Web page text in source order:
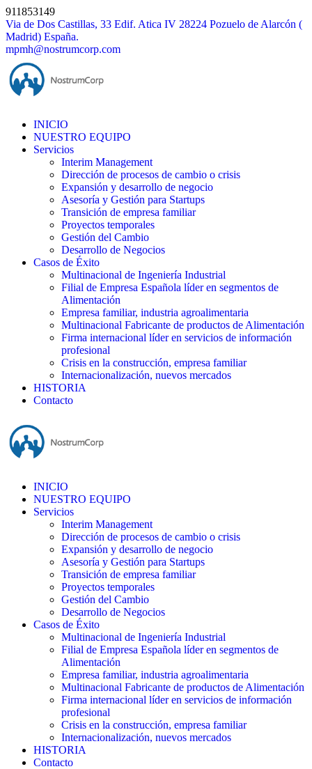
Saltar
al
contenido
911853149
Via de Dos Castillas, 33 Edif. Atica IV 28224 Pozuelo de Alarcón (
Madrid) España.
mpmh@nostrumcorp.com
INICIO
NUESTRO EQUIPO
Servicios
Interim Management
Dirección de procesos de cambio o crisis
Expansión y desarrollo de negocio
Asesoría y Gestión para Startups
Transición de empresa familiar
Proyectos temporales
Gestión del Cambio
Desarrollo de Negocios
Casos de Éxito
Multinacional de Ingeniería Industrial
Filial de Empresa Española líder en segmentos de
Alimentación
Empresa familiar, industria agroalimentaria
Multinacional Fabricante de productos de Alimentación
Firma internacional líder en servicios de información
profesional
Crisis en la construcción, empresa familiar
Internacionalización, nuevos mercados
HISTORIA
Contacto
INICIO
NUESTRO EQUIPO
Servicios
Interim Management
Dirección de procesos de cambio o crisis
Expansión y desarrollo de negocio
Asesoría y Gestión para Startups
Transición de empresa familiar
Proyectos temporales
Gestión del Cambio
Desarrollo de Negocios
Casos de Éxito
Multinacional de Ingeniería Industrial
Filial de Empresa Española líder en segmentos de
Alimentación
Empresa familiar, industria agroalimentaria
Multinacional Fabricante de productos de Alimentación
Firma internacional líder en servicios de información
profesional
Crisis en la construcción, empresa familiar
Internacionalización, nuevos mercados
HISTORIA
Contacto